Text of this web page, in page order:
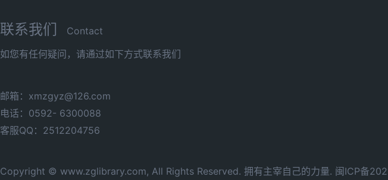
联系我们
Contact
如您有任何疑问，请通过如下方式联系我们
邮箱：xmzgyz@126.com
电话：0592- 6300088
客服QQ：2512204756
Copyright © www.zglibrary.com, All Rights Reserved. 拥有主宰自己的力量. 闽ICP备